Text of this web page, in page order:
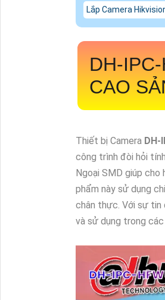
Lắp Camera
DH-
CAO
Thiết bị Camera DH-
công trình đòi hỏi
Ngoại SMD giúp
phẩm này sử dụng
chân thực. Với sự tin
và sử dụng trong các